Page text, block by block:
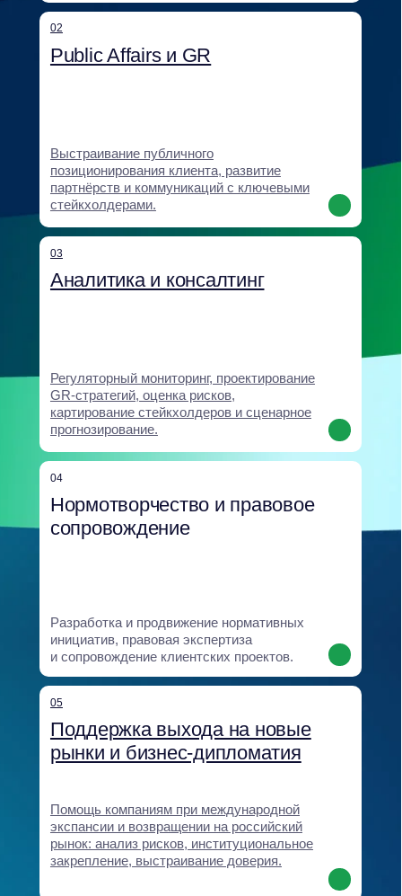
Все направления опираются на единую
аналитическую базу и интегрируются
в бизнес-процессы клиента, что
позволяет выстраивать комплексные
и устойчивые решения.
Антикризисные коммуникации, digital-
кампании, работа с негативом
и формирование нарратива.
коммуникации
Создание и внедрение обучающих
программ для развития GR-компетенций
и устойчивости команд.
институциональной устойчивости.
Аналитический центр
08
Помощь компаниям при международной
экспансии и возвращении на российский
рынок: анализ рисков, институциональное
закрепление, выстраивание доверия.
кейсы и клиенты